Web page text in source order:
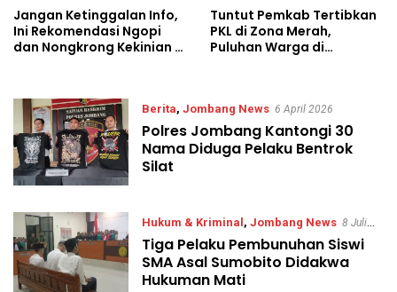
Jangan Ketinggalan Info,
Ini Rekomendasi Ngopi
dan Nongkrong Kekinian di
Tuntut Pemkab Tertibkan
PKL di Zona Merah,
Puluhan Warga di
Berita, Jombang News 6 April 2026
Polres Jombang Kantongi 30
Nama Diduga Pelaku Bentrok
Silat
Hukum & Kriminal , Jombang News 8 Juli
2025
Tiga Pelaku Pembunuhan Siswi
SMA Asal Sumobito Didakwa
Hukuman Mati